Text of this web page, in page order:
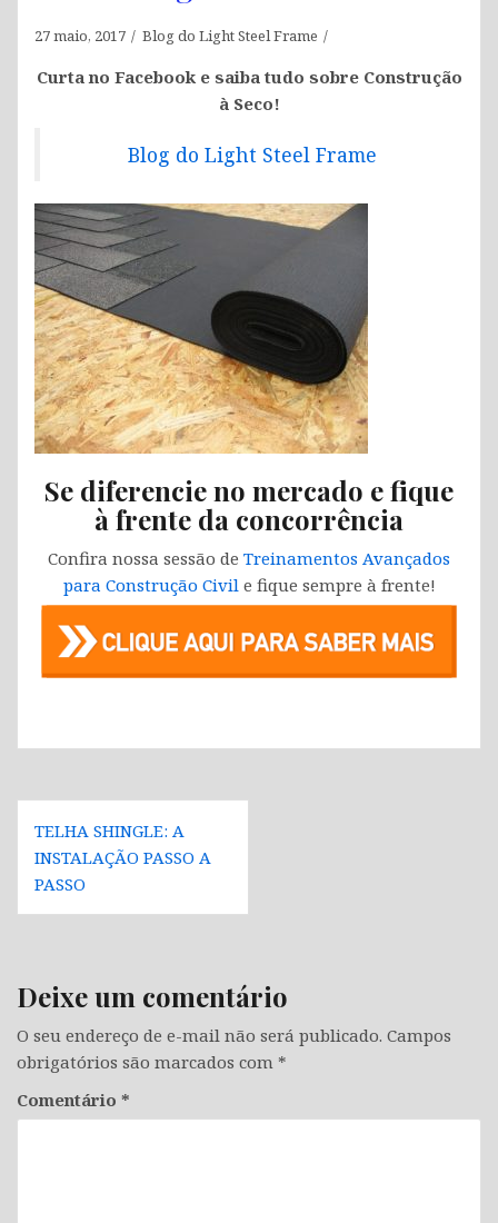
27 maio, 2017 Blog do Light Steel Frame
Curta no Facebook e saiba tudo sobre Construção
à Seco!
Blog do Light Steel Frame
Se diferencie no mercado e fique
à frente da concorrência
Confira nossa sessão de Treinamentos Avançados
para Construção Civile fique sempre à frente!
Navegação
de
Post
TELHA SHINGLE: A
INSTALAÇÃO PASSO A
PASSO
Deixe um comentário
O seu endereço de e-mail não será publicado. Campos
obrigatórios são marcados com *
Comentário *